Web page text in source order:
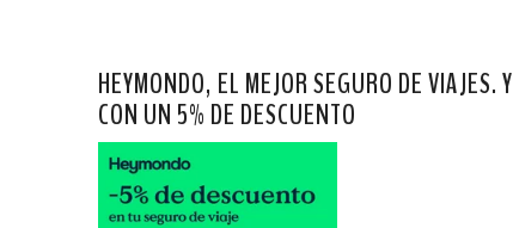
HEYMONDO, EL MEJOR SEGURO DE VIAJES. Y
CON UN 5% DE DESCUENTO